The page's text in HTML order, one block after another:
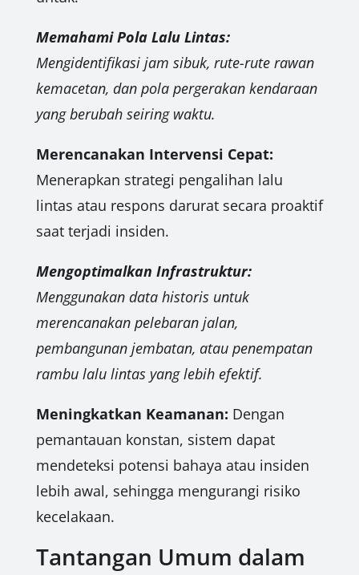
Memahami Pola Lalu Lintas:
Mengidentifikasi jam sibuk, rute-rute rawan
kemacetan, dan pola pergerakan kendaraan
yang berubah seiring waktu.
Merencanakan Intervensi Cepat:
Menerapkan strategi pengalihan lalu
lintas atau respons darurat secara proaktif
saat terjadi insiden.
Mengoptimalkan Infrastruktur:
Menggunakan data historis untuk
merencanakan pelebaran jalan,
pembangunan jembatan, atau penempatan
rambu lalu lintas yang lebih efektif.
Meningkatkan Keamanan: Dengan
pemantauan konstan, sistem dapat
mendeteksi potensi bahaya atau insiden
lebih awal, sehingga mengurangi risiko
kecelakaan.
Tantangan Umum dalam